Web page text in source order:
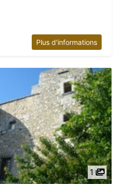
Plus d'informations
1